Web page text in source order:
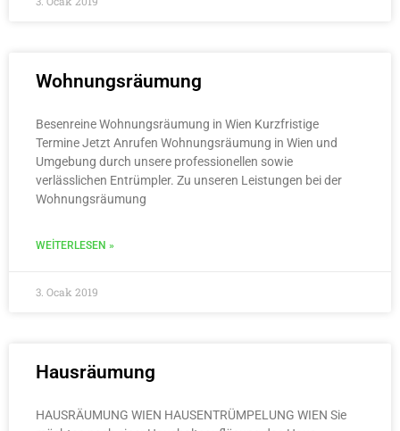
Wohnungsräumung
Besenreine Wohnungsräumung in Wien Kurzfristige
Termine Jetzt Anrufen Wohnungsräumung in Wien und
Umgebung durch unsere professionellen sowie
verlässlichen Entrümpler. Zu unseren Leistungen bei der
Wohnungsräumung
WEITERLESEN »
3. Ocak 2019
Hausräumung
HAUSRÄUMUNG WIEN HAUSENTRÜMPELUNG WIEN Sie